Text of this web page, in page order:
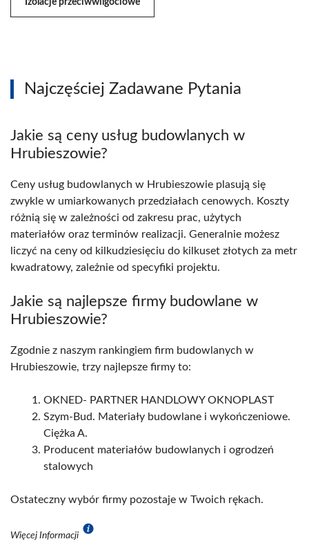
Izolacje przeciwwilgociowe
Najczęściej Zadawane Pytania
Jakie są ceny usług budowlanych w
Hrubieszowie?
Ceny usług budowlanych w Hrubieszowie plasują się
zwykle w umiarkowanych przedziałach cenowych. Koszty
różnią się w zależności od zakresu prac, użytych
materiałów oraz terminów realizacji. Generalnie możesz
liczyć na ceny od kilkudziesięciu do kilkuset złotych za metr
kwadratowy, zależnie od specyfiki projektu.
Jakie są najlepsze firmy budowlane w
Hrubieszowie?
Zgodnie z naszym rankingiem firm budowlanych w
Hrubieszowie, trzy najlepsze firmy to:
OKNED- PARTNER HANDLOWY OKNOPLAST
Szym-Bud. Materiały budowlane i wykończeniowe.
Ciężka A.
Producent materiałów budowlanych i ogrodzeń
stalowych
Ostateczny wybór firmy pozostaje w Twoich rękach.
Więcej Informacji